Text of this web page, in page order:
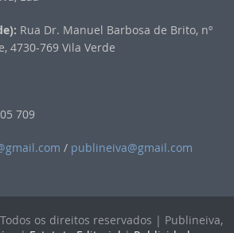
Rua Dr. Manuel Barbosa de Brito, nº
4730-769 Vila Verde
709
/ publineiva@gmail.com
os direitos reservados | Publineiva,